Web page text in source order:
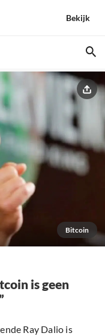
Bekijk
Bitcoin
is geen
Ray Dalio is